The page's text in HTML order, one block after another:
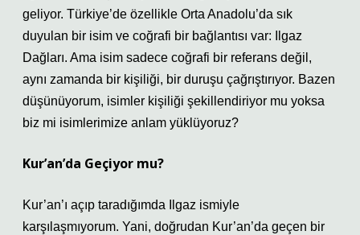
geliyor. Türkiye’de özellikle Orta Anadolu’da sık
duyulan bir isim ve coğrafi bir bağlantısı var: Ilgaz
Dağları. Ama isim sadece coğrafi bir referans değil,
aynı zamanda bir kişiliği, bir duruşu çağrıştırıyor. Bazen
düşünüyorum, isimler kişiliği şekillendiriyor mu yoksa
biz mi isimlerimize anlam yüklüyoruz?
Kur’an’da Geçiyor mu?
Kur’an’ı açıp taradığımda Ilgaz ismiyle
karşılaşmıyorum. Yani, doğrudan Kur’an’da geçen bir